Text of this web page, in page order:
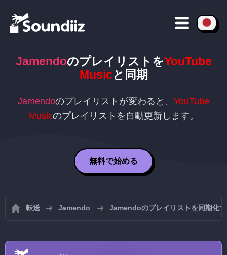
JamendoのプレイリストをYouTube
Musicと同期
Jamendoのプレイリストが変わると、 YouTube
Musicのプレイリストを自動更新します。
無料で始める
転送 Jamendo Jamendoのプレイリストを同期化